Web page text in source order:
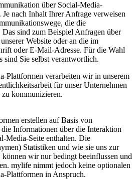
über Social-Media-
nach Inhalt Ihrer Anfrage verweisen
die die
sind zum Beispiel Anfragen über
Website oder an die im
oder E-Mail-Adresse. Für die Wahl
sind Sie selbst verantwortlich.
Plattformen verarbeiten wir in unserem
für unser Unternehmen
kommunizieren.
erstellen auf Basis von
Informationen über die Interaktion
Media-Seite enthalten. Die
Statistiken und wie sie uns zur
wir nur bedingt beeinflussen und
mylife nimmt jedoch keine optionalen
Plattformen in Anspruch.